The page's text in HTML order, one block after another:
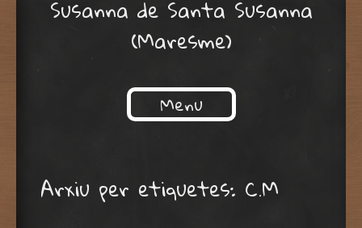
Susanna de Santa Susanna
(Maresme)
Menu
Arxiu per etiquetes: C.M